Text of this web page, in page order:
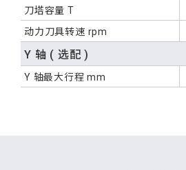
刀塔容量 T
动力刀具转速 rpm
Y 轴 ( 选配 )
Y 轴最大行程 mm